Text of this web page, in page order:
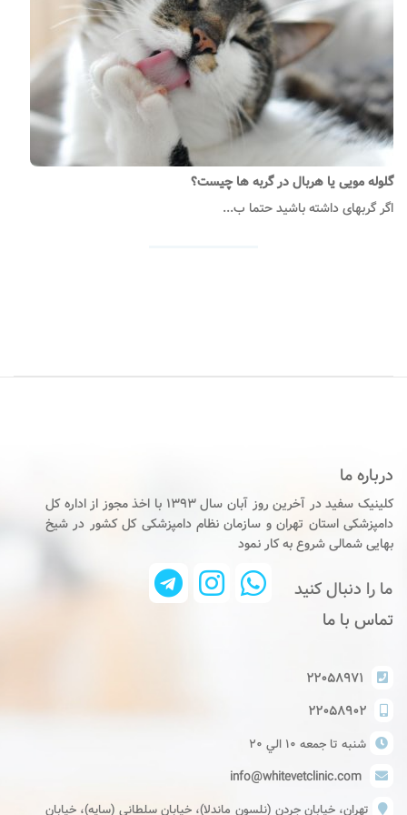
گلوله مویی یا هربال در گربه ها چیست؟
اگر گربه­ای داشته باشید حتما ب...
درباره ما
کلینیک سفید در آخرین روز آبان سال ۱۳۹۳ با اخذ مجوز از اداره کل
دامپزشکی استان تهران و سازمان نظام دامپزشکی کل کشور در شیخ
بهایی شمالی شروع به کار نمود
ما را دنبال کنید
تماس با ما
۲۲۰۵۸۹۷۱
۲۲۰۵۸۹۰۲
شنبه تا جمعه ١٠ الي ٢٠
info@whitevetclinic.com
تهران، خیابان جردن (نلسون ماندلا)، خیابان سلطانی (سایه)، خیابان